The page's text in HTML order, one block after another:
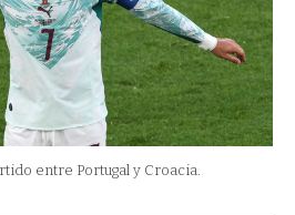
entre Portugal y Croacia.